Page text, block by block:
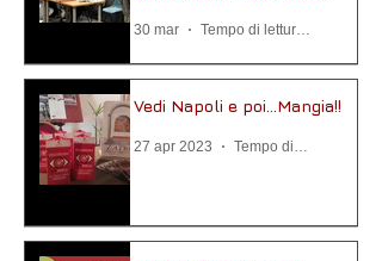
30 mar
Vedi Napoli e poi...Mangia!!
27 apr 2023